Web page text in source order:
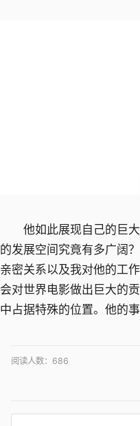
他如此展现自己的巨大
的发展空间究竟有多广阔
亲密关系以及我对他的工
会对世界电影做出巨大的
中占据特殊的位置。他的事
阅读人数： 686